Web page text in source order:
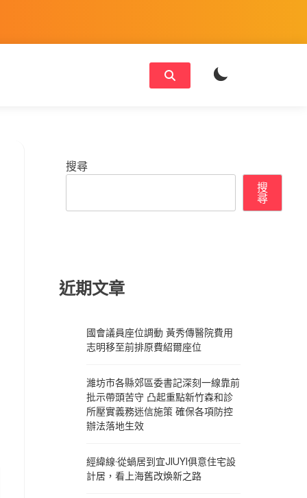
搜尋
搜
尋
近期文章
國會議員座位調動 黃秀傳醫院費用
志明移至前排原費紹爾座位
濰坊市各縣郊區委書記深刻一線靠前
批示帶頭苦守 凸起重點新竹森和診
所壓實義務迷信施策 確保各項防控
辦法落地生效
經緯線·從蝸居到宜JIUYI俱意住宅設
計居，看上海舊改煥新之路